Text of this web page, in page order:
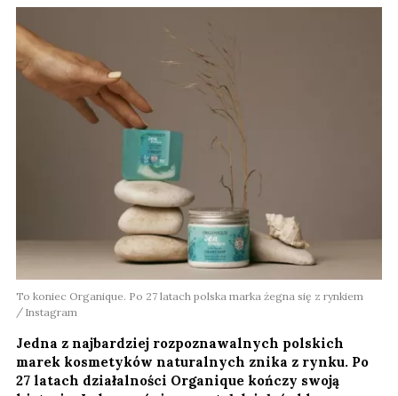
To koniec Organique. Po 27 latach polska marka żegna się z rynkiem
Instagram
Jedna z najbardziej rozpoznawalnych polskich
marek kosmetyków naturalnych znika z rynku. Po
27 latach działalności Organique kończy swoją